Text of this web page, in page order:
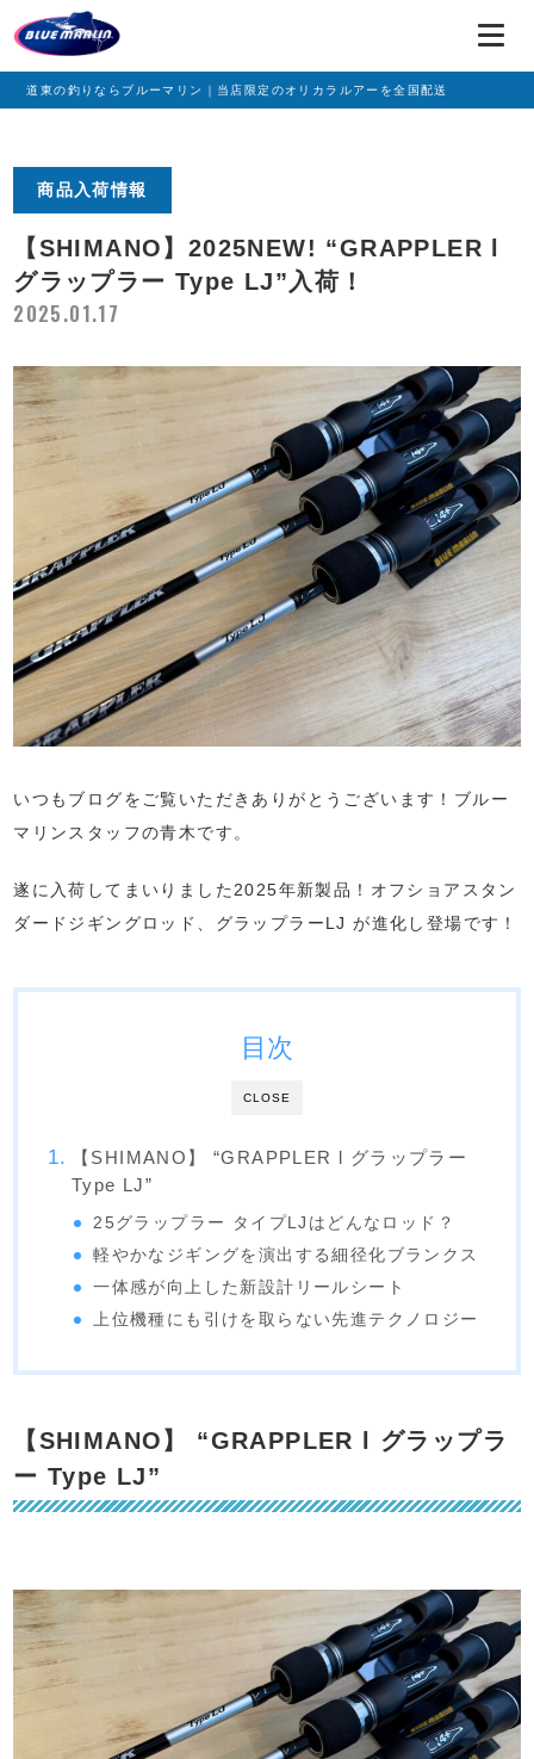
道東の釣りならブルーマリン｜当店限定のオリカラルアーを全国配送
商品入荷情報
【SHIMANO】2025NEW! “GRAPPLER l
グラップラー Type LJ”入荷！
2025.01.17
いつもブログをご覧いただきありがとうございます！ブルー
マリンスタッフの青木です。
遂に入荷してまいりました2025年新製品！オフショアスタン
ダードジギングロッド、グラップラーLJ が進化し登場です！
CLOSE
目次
【SHIMANO】 “GRAPPLER l グラップラー
Type LJ”
25グラップラー タイプLJはどんなロッド？
軽やかなジギングを演出する細径化ブランクス
一体感が向上した新設計リールシート
上位機種にも引けを取らない先進テクノロジー
【SHIMANO】 “GRAPPLER l グラップラ
ー Type LJ”